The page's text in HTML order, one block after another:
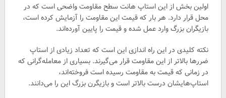
اولین بخش از این استاپ هانت سطح مقاومت واضحی است که در
محل قرار دارد. هر بار که قیمت این مقاومت را آزمایش کرده است،
بازیگران بزرگ وارد عمل شده و قیمت را پایین آورده‌اند.
نکته کلیدی در این راه اندازی این است که تعداد زیادی از استاپ
ضررها بالاتر از این مقاومت قرار می‌گیرند. بسیاری از معامله‌گرانی که
در زمانی که قیمت به مقاومت رسیده است فروخته‌اند،
استاپ‌هایشان درست بالاتر است و بازیگرن بزرگ این را می‌دانند.